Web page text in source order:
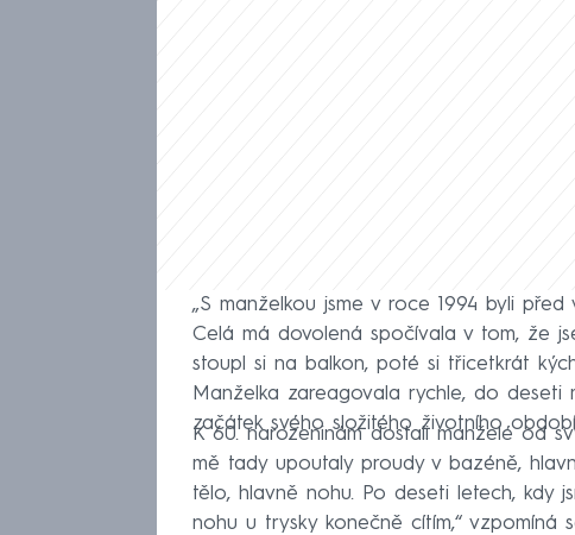
„S manželkou jsme v roce 1994 byli před
Celá má dovolená spočívala v tom, že
stoupl si na balkon, poté si třicetkrát
Manželka zareagovala rychle, do deseti
začátek svého složitého životního
K 60. narozeninám dostali manželé od
mě tady upoutaly proudy v bazéně,
tělo, hlavně nohu. Po deseti letech, kdy
nohu u trysky konečně cítím,“ vzpomíná